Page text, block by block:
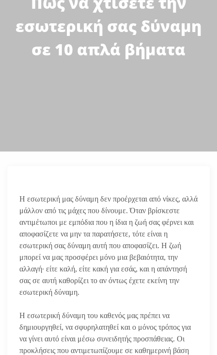
εσωτερική σας δύναμη
σε 10 απλά βήματα
Η εσωτερική μας δύναμη δεν προέρχεται από νίκες, αλλά
μάλλον από τις μάχες που δίνουμε. Όταν βρίσκεστε
αντιμέτωποι με εμπόδια που η ίδια η ζωή σας φέρνει και
αποφασίζετε να μην τα παρατήσετε, τότε είναι η
εσωτερική σας δύναμη αυτή που αποφασίζει. Η ζωή
μπορεί να μας προσφέρει μόνο μια βεβαιότητα, την
αλλαγή· είτε καλή, είτε κακή για εσάς, και η απάντησή
σας σε αυτή καθορίζει το αν όντως έχετε εκείνη την
εσωτερική δύναμη.
Η εσωτερική δύναμη του καθενός μας πρέπει να
δημιουργηθεί, να σφυρηλατηθεί και ο μόνος τρόπος για
να γίνει αυτό είναι μέσω συνειδητής προσπάθειας. Οι
προκλήσεις που αντιμετωπίζουμε σε καθημερινή βάση